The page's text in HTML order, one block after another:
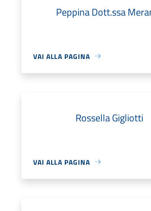
Peppina Dott.ssa
VAI ALLA PAGINA
Rossella Gigliotti
VAI ALLA PAGINA